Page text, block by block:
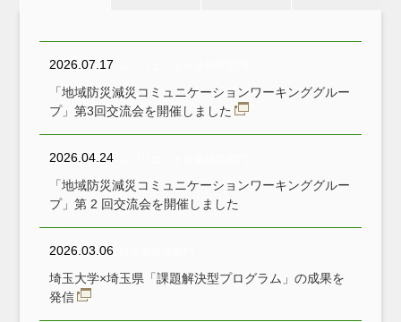
2026.07.17
「地域防災減災コミュニケーションワーキンググルー
プ」第3回交流会を開催しました
2026.04.24
「地域防災減災コミュニケーションワーキンググルー
プ」第 2 回交流会を開催しました
2026.03.06
埼玉大学×埼玉県「課題解決型プログラム」の成果を
発信